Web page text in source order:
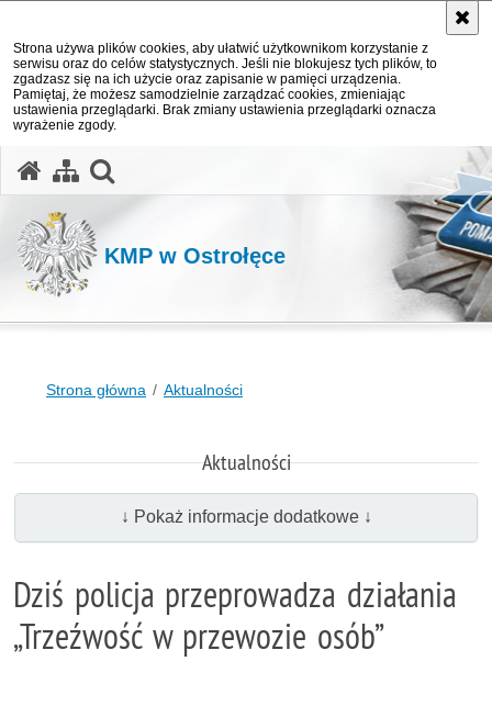
Strona używa plików cookies, aby ułatwić użytkownikom korzystanie z
serwisu oraz do celów statystycznych. Jeśli nie blokujesz tych plików, to
zgadzasz się na ich użycie oraz zapisanie w pamięci urządzenia.
Pamiętaj, że możesz samodzielnie zarządzać cookies, zmieniając
ustawienia przeglądarki. Brak zmiany ustawienia przeglądarki oznacza
wyrażenie zgody.
KMP w Ostrołęce
Strona główna Aktualności
Aktualności
↓ Pokaż informacje dodatkowe ↓
Dziś policja przeprowadza działania
„Trzeźwość w przewozie osób”